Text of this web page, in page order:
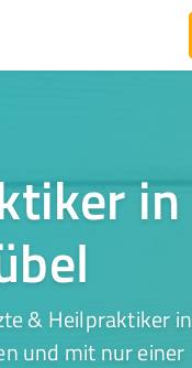
in
& Heilpraktiker in
und mit nur einer